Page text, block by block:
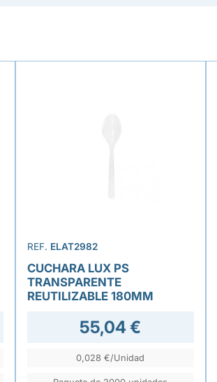
REF. ELAT2982
CUCHARA LUX PS
TRANSPARENTE
REUTILIZABLE 180MM
55,04 €
0,028 €/Unidad